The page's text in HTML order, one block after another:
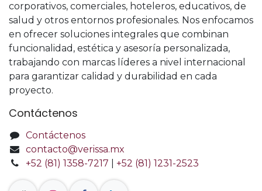
corporativos, comerciales, hoteleros, educativos, de
salud y otros entornos profesionales. Nos enfocamos
en ofrecer soluciones integrales que combinan
funcionalidad, estética y asesoría personalizada,
trabajando con marcas líderes a nivel internacional
para garantizar calidad y durabilidad en cada
proyecto.
Contáctenos
Contáctenos
contacto@verissa.mx
+52 (81) 1358-7217
+52 (81) 1231-2523